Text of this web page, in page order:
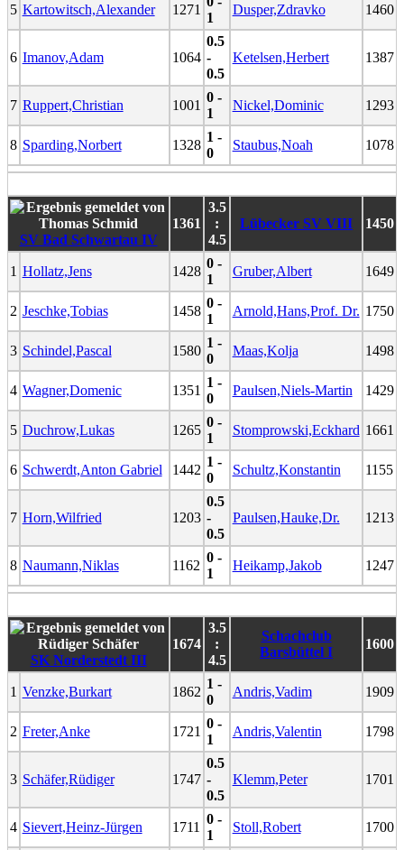
5 Kartowitsch,Alexander 1271
1
Dusper,Zdravko 1460
6 Imanov,Adam 1064
0.5
-
0.5
Ketelsen,Herbert 1387
7 Ruppert,Christian 1001
0 -
1
Nickel,Dominic 1293
8 Sparding,Norbert 1328
1 -
0
Staubus,Noah 1078
SV Bad Schwartau IV
1361
3.5
:
4.5
Lübecker SV VIII 1450
1 Hollatz,Jens 1428
0 -
1
Gruber,Albert 1649
2 Jeschke,Tobias 1458
0 -
1
Arnold,Hans,Prof. Dr. 1750
3 Schindel,Pascal 1580
1 -
0
Maas,Kolja 1498
4 Wagner,Domenic 1351
1 -
0
Paulsen,Niels-Martin 1429
5 Duchrow,Lukas 1265
0 -
1
Stomprowski,Eckhard 1661
6 Schwerdt,Anton Gabriel 1442
1 -
0
Schultz,Konstantin 1155
7 Horn,Wilfried 1203
0.5
-
0.5
Paulsen,Hauke,Dr. 1213
8 Naumann,Niklas 1162
0 -
1
Heikamp,Jakob 1247
SK Norderstedt III
1674
3.5
:
4.5
Schachclub
Barsbüttel I
1600
1 Venzke,Burkart 1862
1 -
0
Andris,Vadim 1909
2 Freter,Anke 1721
0 -
1
Andris,Valentin 1798
3 Schäfer,Rüdiger 1747
0.5
-
0.5
Klemm,Peter 1701
4 Sievert,Heinz-Jürgen 1711
0 -
1
Stoll,Robert 1700